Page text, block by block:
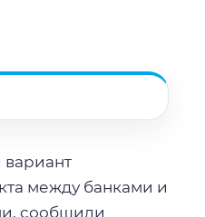
вариант
между банками и
сообщили